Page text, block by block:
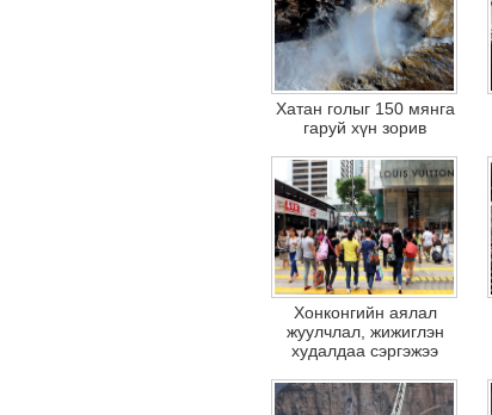
Хатан голыг 150 мянга
гаруй хүн зорив
Хонконгийн аялал
жуулчлал, жижиглэн
худалдаа сэргэжээ